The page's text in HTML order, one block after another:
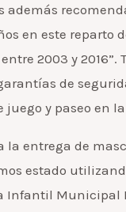
además
en este reparto
2003 y
de
y paseo en
entrega de
estado
Infantil Municipal